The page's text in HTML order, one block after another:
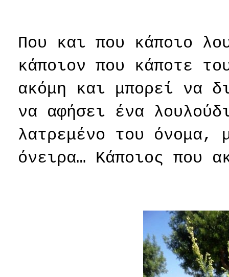
Που και που κάποιο
κάποιον που κάποτε
ακόμη και μπορεί να
να αφήσει ένα
λατρεμένο του όνομα,
όνειρα… Κάποιος που